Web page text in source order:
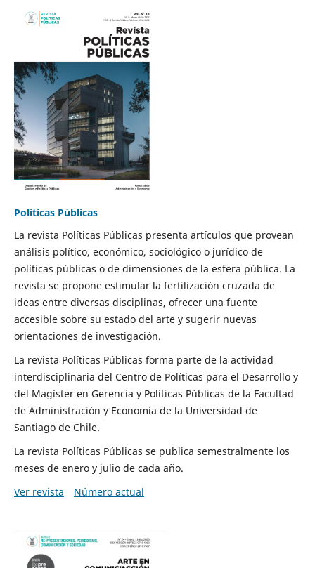
Políticas Públicas
La revista Políticas Públicas presenta artículos que provean
análisis político, económico, sociológico o jurídico de
políticas públicas o de dimensiones de la esfera pública. La
revista se propone estimular la fertilización cruzada de
ideas entre diversas disciplinas, ofrecer una fuente
accesible sobre su estado del arte y sugerir nuevas
orientaciones de investigación.
La revista Políticas Públicas forma parte de la actividad
interdisciplinaria del Centro de Políticas para el Desarrollo y
del Magíster en Gerencia y Políticas Públicas de la Facultad
de Administración y Economía de la Universidad de
Santiago de Chile.
La revista Políticas Públicas se publica semestralmente los
meses de enero y julio de cada año.
Ver revista
Número actual